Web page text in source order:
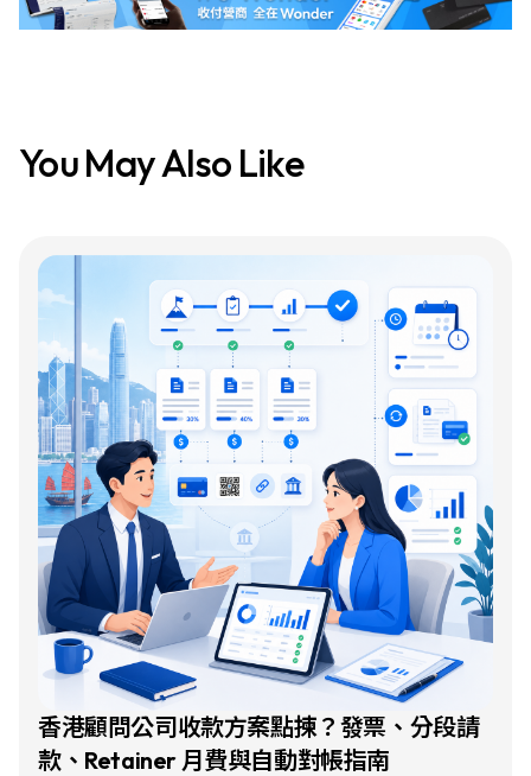
You May Also Like
香港顧問公司收款方案點揀？發票、分段請
款、Retainer 月費與自動對帳指南